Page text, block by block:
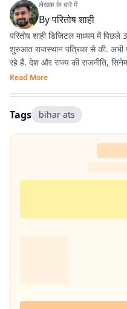
लेखक के बारे में
Byपरितोष शाही
परितोष शाही डिजिटल माध्यम में पिछले
शुरुआत राजस्थान पत्रिका से की. अभी
रहे हैं. देश और राज्य की राजनीति,
Read More
Tags bihar ats